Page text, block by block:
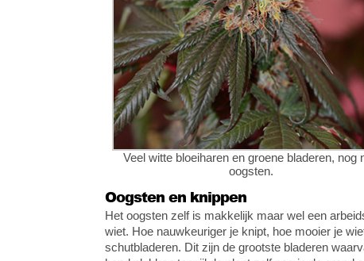
Veel witte bloeiharen en groene bladeren, nog
oogsten.
Oogsten en knippen
Het oogsten zelf is makkelijk maar wel een
wiet. Hoe nauwkeuriger je knipt, hoe mooier je
schutbladeren. Dit zijn de grootste bladeren